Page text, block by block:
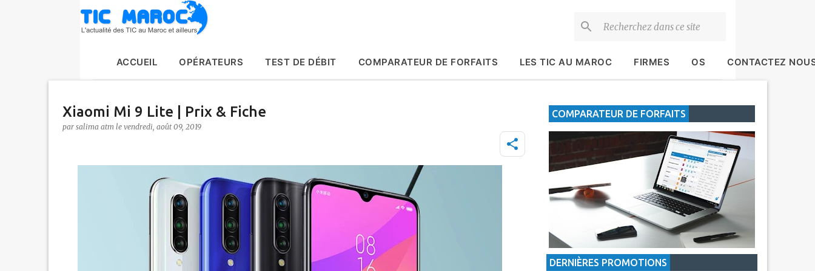
ACCUEIL OPÉRATEURS TEST DE DÉBIT COMPARATEUR DE FORFAITS LES TIC AU MAROC FIRMES OS CONTACTEZ
Xiaomi Mi 9 Lite | Prix & Fiche
par salima atm le vendredi, août 09, 2019
COMPARATEUR DE FORFAITS
DERNIÈRES PROMOTIONS